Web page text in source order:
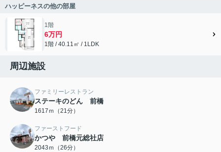
ハッピーネスの他の部屋
1階
6万円
1階 / 40.11㎡ / 1LDK
周辺施設
ファミリーレストラン
ステーキのどん 前橋
1617ｍ（21分）
ファーストフード
かつや 前橋元総社店
2043ｍ（26分）